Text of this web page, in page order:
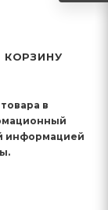
КОРЗИНУ
в
информацией